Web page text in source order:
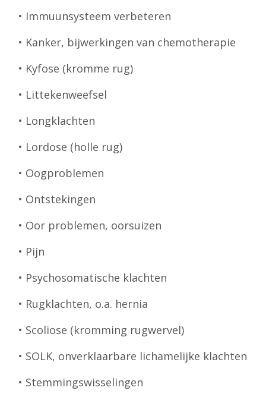
• Immuunsysteem verbeteren
• Kanker, bijwerkingen van chemotherapie
• Kyfose (kromme rug)
• Littekenweefsel
• Longklachten
• Lordose (holle rug)
• Oogproblemen
• Ontstekingen
• Oor problemen, oorsuizen
• Pijn
• Psychosomatische klachten
• Rugklachten, o.a. hernia
• Scoliose (kromming rugwervel)
• SOLK, onverklaarbare lichamelijke klachten
• Stemmingswisselingen